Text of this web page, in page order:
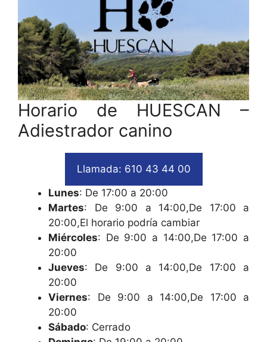
Horario de HUESCAN –
Adiestrador canino
Llamada: 610 43 44 00
Lunes: De 17:00 a 20:00
Martes: De 9:00 a 14:00,De 17:00 a
20:00,El horario podría cambiar
Miércoles: De 9:00 a 14:00,De 17:00 a
20:00
Jueves: De 9:00 a 14:00,De 17:00 a
20:00
Viernes: De 9:00 a 14:00,De 17:00 a
20:00
Sábado: Cerrado